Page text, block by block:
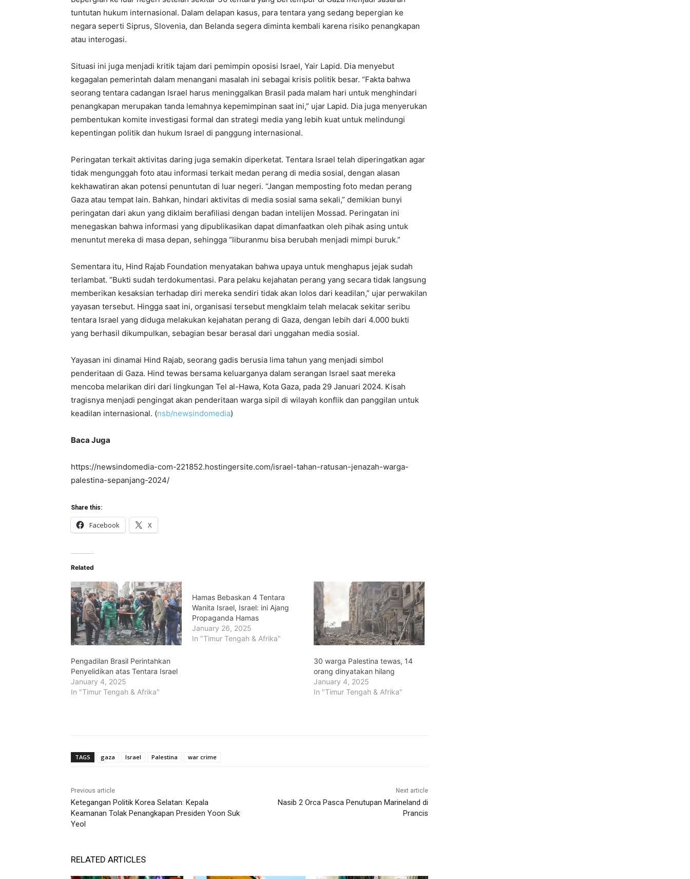
tuntutan hukum internasional. Dalam delapan kasus, para tentara yang sedang bepergian ke
negara seperti Siprus, Slovenia, dan Belanda segera diminta kembali karena risiko penangkapan
atau interogasi.
Situasi ini juga menjadi kritik tajam dari pemimpin oposisi Israel, Yair Lapid. Dia menyebut
kegagalan pemerintah dalam menangani masalah ini sebagai krisis politik besar. “Fakta bahwa
seorang tentara cadangan Israel harus meninggalkan Brasil pada malam hari untuk menghindari
penangkapan merupakan tanda lemahnya kepemimpinan saat ini,” ujar Lapid. Dia juga menyerukan
pembentukan komite investigasi formal dan strategi media yang lebih kuat untuk melindungi
kepentingan politik dan hukum Israel di panggung internasional.
Peringatan terkait aktivitas daring juga semakin diperketat. Tentara Israel telah diperingatkan agar
tidak mengunggah foto atau informasi terkait medan perang di media sosial, dengan alasan
kekhawatiran akan potensi penuntutan di luar negeri. “Jangan memposting foto medan perang
Gaza atau tempat lain. Bahkan, hindari aktivitas di media sosial sama sekali,” demikian bunyi
peringatan dari akun yang diklaim berafiliasi dengan badan intelijen Mossad. Peringatan ini
menegaskan bahwa informasi yang dipublikasikan dapat dimanfaatkan oleh pihak asing untuk
menuntut mereka di masa depan, sehingga “liburanmu bisa berubah menjadi mimpi buruk.”
Sementara itu, Hind Rajab Foundation menyatakan bahwa upaya untuk menghapus jejak sudah
terlambat. “Bukti sudah terdokumentasi. Para pelaku kejahatan perang yang secara tidak langsung
memberikan kesaksian terhadap diri mereka sendiri tidak akan lolos dari keadilan,” ujar perwakilan
yayasan tersebut. Hingga saat ini, organisasi tersebut mengklaim telah melacak sekitar seribu
tentara Israel yang diduga melakukan kejahatan perang di Gaza, dengan lebih dari 4.000 bukti
yang berhasil dikumpulkan, sebagian besar berasal dari unggahan media sosial.
Yayasan ini dinamai Hind Rajab, seorang gadis berusia lima tahun yang menjadi simbol
penderitaan di Gaza. Hind tewas bersama keluarganya dalam serangan Israel saat mereka
mencoba melarikan diri dari lingkungan Tel al-Hawa, Kota Gaza, pada 29 Januari 2024. Kisah
tragisnya menjadi pengingat akan penderitaan warga sipil di wilayah konflik dan panggilan untuk
keadilan internasional. (nsb/newsindomedia)
Baca Juga
https://newsindomedia-com-221852.hostingersite.com/israel-tahan-ratusan-jenazah-warga-
palestina-sepanjang-2024/
Share this:
Facebook X
Related
Pengadilan Brasil Perintahkan
Penyelidikan atas Tentara Israel
January 4, 2025
In "Timur Tengah & Afrika"
Hamas Bebaskan 4 Tentara
Wanita Israel, Israel: ini Ajang
Propaganda Hamas
January 26, 2025
In "Timur Tengah & Afrika"
30 warga Palestina tewas, 14
orang dinyatakan hilang
January 4, 2025
In "Timur Tengah & Afrika"
TAGS gaza Israel Palestina war crime
Previous article
Ketegangan Politik Korea Selatan: Kepala
Keamanan Tolak Penangkapan Presiden Yoon Suk
Yeol
Next article
Nasib 2 Orca Pasca Penutupan Marineland di
Prancis
RELATED ARTICLES